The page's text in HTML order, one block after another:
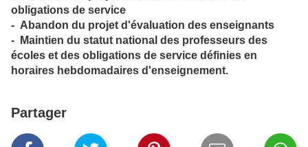
obligations de service
- Abandon du projet d'évaluation des enseignants
- Maintien du statut national des professeurs des
écoles et des obligations de service définies en
horaires hebdomadaires d'enseignement.
Partager